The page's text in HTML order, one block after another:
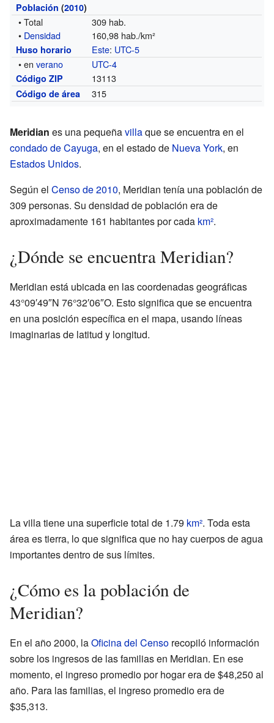
Población (2010)
• Total
309 hab.
• Densidad 160,98 hab./km²
Huso horario Este: UTC-5
• enverano UTC-4
Código ZIP 13113
Código de área 315
Meridian es una pequeñavillaque se encuentra en el
condado de Cayuga, en el estado de Nueva York, en
Estados Unidos.
Según el Censo de 2010, Meridian tenía una población de
309 personas. Su densidad de población era de
aproximadamente 161 habitantes por cada km².
¿Dónde se encuentra Meridian?
Meridian está ubicada en las coordenadas geográficas
43°09′49″N 76°32′06″O. Esto significa que se encuentra
en una posición específica en el mapa, usando líneas
imaginarias de latitud y longitud.
La villa tiene una superficie total de 1.79 km². Toda esta
área es tierra, lo que significa que no hay cuerpos de agua
importantes dentro de sus límites.
¿Cómo es la población de
Meridian?
En el año 2000, laOficina del Censo recopiló información
sobre los ingresos de las familias en Meridian. En ese
momento, el ingreso promedio por hogar era de $48,250 al
año. Para las familias, el ingreso promedio era de
$35,313.